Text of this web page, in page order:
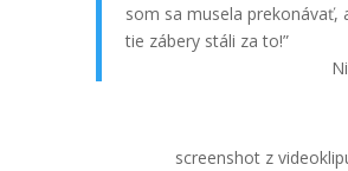
som sa musela prekonávať,
tie zábery stáli za to!”
screenshot z